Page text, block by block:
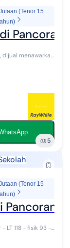
(Tenor 15
yang
5
(Tenor 15